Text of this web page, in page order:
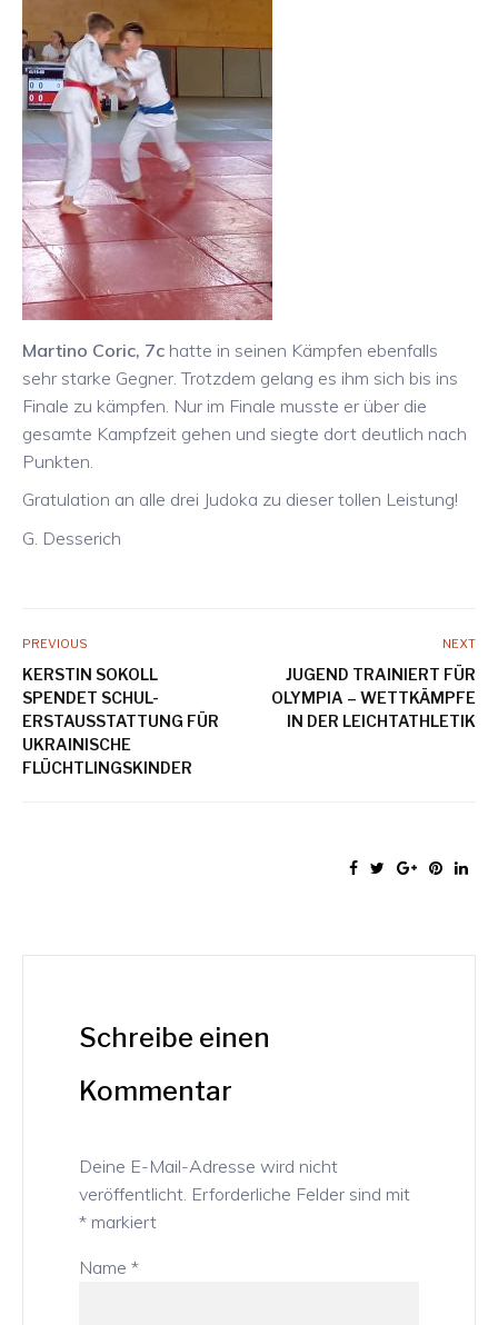
Martino Coric, 7c hatte in seinen Kämpfen ebenfalls
sehr starke Gegner. Trotzdem gelang es ihm sich bis ins
Finale zu kämpfen. Nur im Finale musste er über die
gesamte Kampfzeit gehen und siegte dort deutlich nach
Punkten.
Gratulation an alle drei Judoka zu dieser tollen Leistung!
G. Desserich
PREVIOUS
KERSTIN SOKOLL
SPENDET SCHUL-
ERSTAUSSTATTUNG FÜR
UKRAINISCHE
FLÜCHTLINGSKINDER
NEXT
JUGEND TRAINIERT FÜR
OLYMPIA – WETTKÄMPFE
IN DER LEICHTATHLETIK
Schreibe einen
Kommentar
Deine E-Mail-Adresse wird nicht
veröffentlicht. Erforderliche Felder sind mit
* markiert
Name *